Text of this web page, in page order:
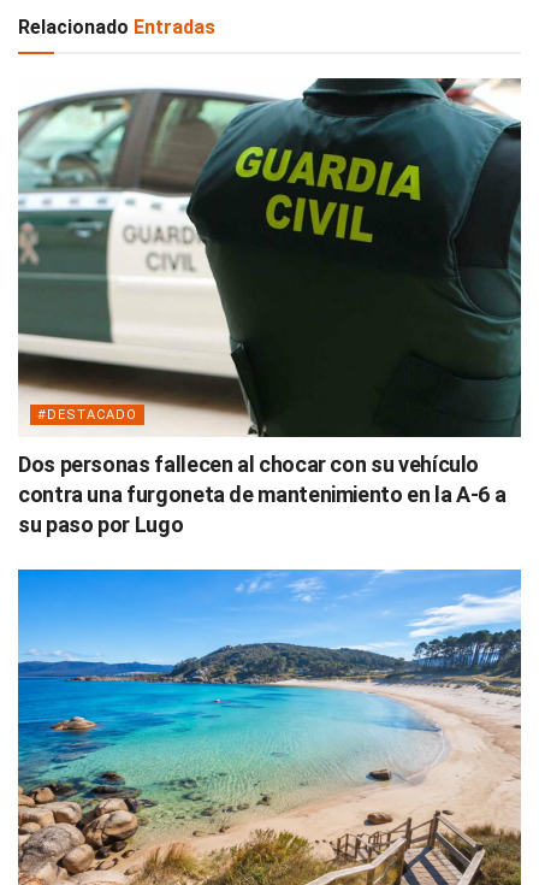
Relacionado Entradas
#DESTACADO
Dos personas fallecen al chocar con su vehículo
contra una furgoneta de mantenimiento en la A-6 a
su paso por Lugo